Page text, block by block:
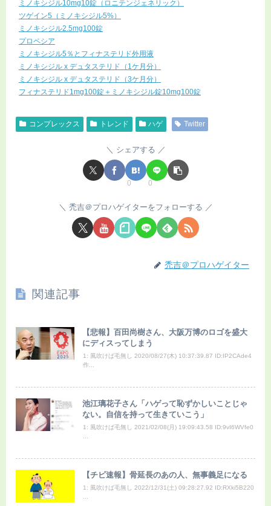
ミノキシジル10mg10錠（ロニテンジェネリック）
ツゲイン5（ミノキシジル5%）
ミノキシジル2.5mg100錠
プロペシア
ミノキシジル5％とフィナステリド外用液
ミノキシジル x デュタステリド（1ケ月分）
ミノキシジル x デュタステリド（3ケ月分）
フィナステリド1mg100錠＋ミノキシジル錠10mg100錠
コンプレックス トレンド ハゲ Twitter
シェアする
0 0
禿吉＠プロハゲイターをフォローする
禿吉＠プロハゲイター
関連記事
【悲報】百田尚樹さん、大阪万博のロゴを盛大
にディスってしまう
1: 風吹けば毛無し 2020/08/27(木) 10:37:39.87 ID:IP2CAde4
作...
池江璃花子さん「ハゲって恥ずかしいことじゃ
ない。自信を持って生きていこう」
1: 風吹けば毛無し 2021/02/08(月) 19:09:43.58 ID:9vI6WVfe0
【チビ速報】骨延長のあの人、無事義足になる
1: 風吹けば毛無し 2022/12/31(土) 09:28:27.92 ID:RXki5B220